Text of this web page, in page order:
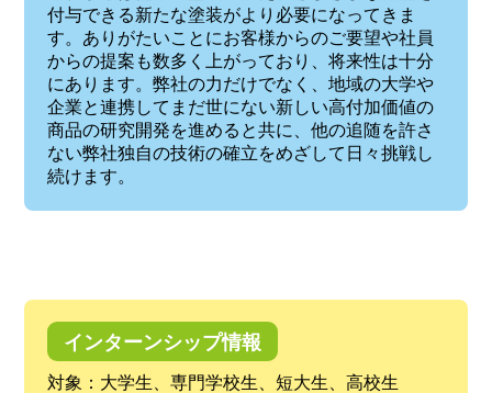
付与できる新たな塗装がより必要になってきま
す。ありがたいことにお客様からのご要望や社員
からの提案も数多く上がっており、将来性は十分
にあります。弊社の力だけでなく、地域の大学や
企業と連携してまだ世にない新しい高付加価値の
商品の研究開発を進めると共に、他の追随を許さ
ない弊社独自の技術の確立をめざして日々挑戦し
続けます。
インターンシップ情報
対象：大学生、専門学校生、短大生、高校生